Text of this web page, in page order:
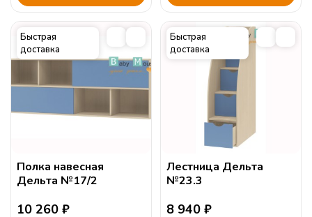
Быстрая
доставка
Полка навесная
Дельта №17/2
10 260 ₽
Быстрая
доставка
Лестница Дельта
№23.3
8 940 ₽